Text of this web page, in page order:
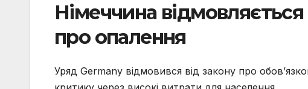
Німеччина
про опалення
Уряд Germany відмовився від закону про